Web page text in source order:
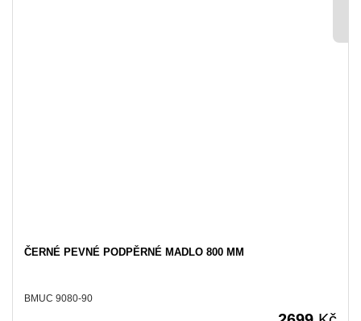
ČERNÉ PEVNÉ PODPĚRNÉ MADLO 800 MM
BMUC 9080-90